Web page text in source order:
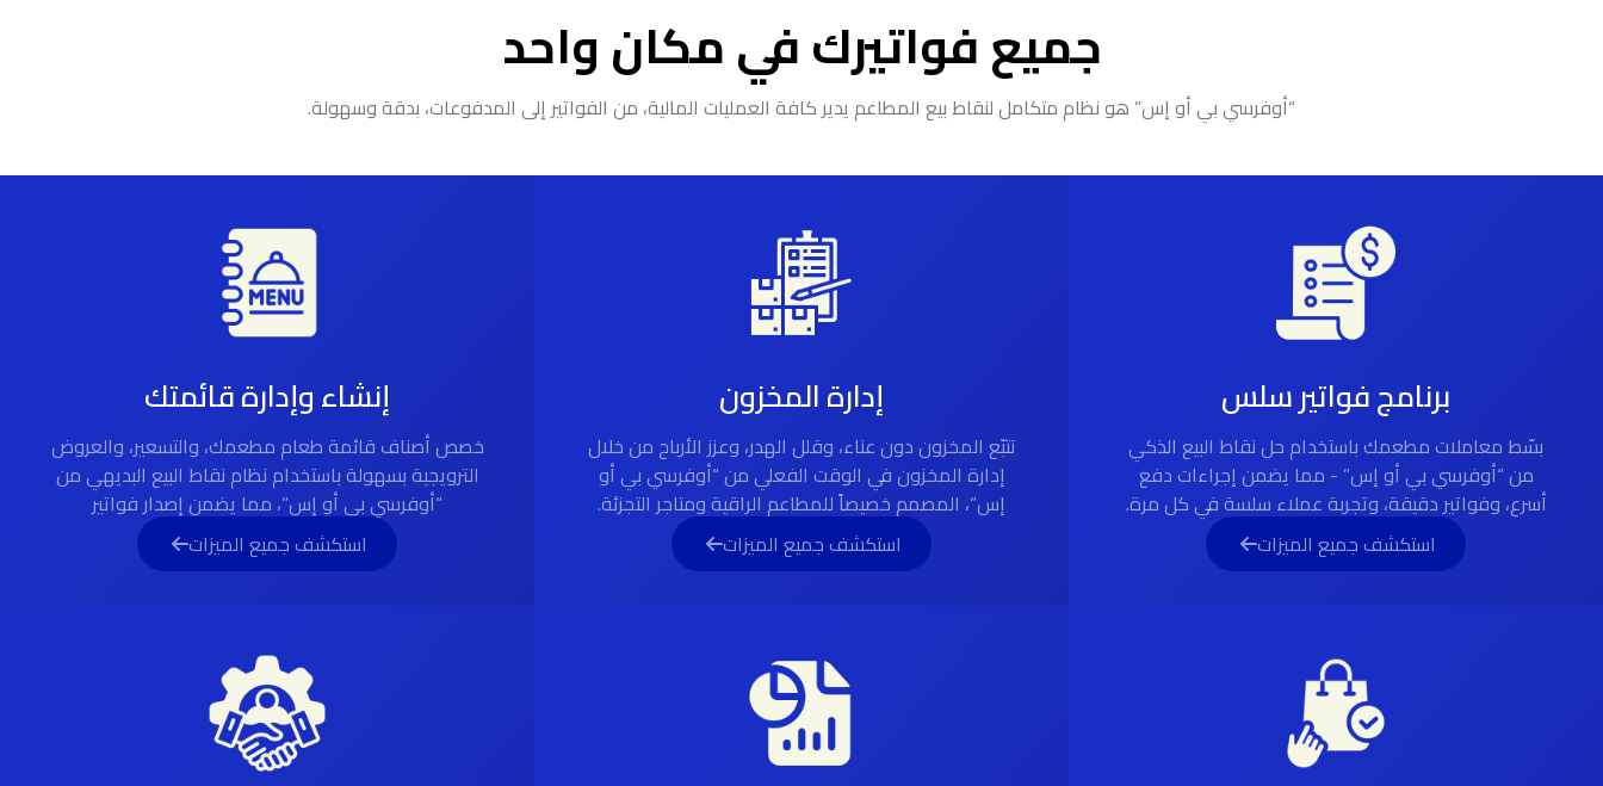
جميع فواتيرك في مكان واحد
“أوفرسي بي أو إس” هو نظام متكامل لنقاط بيع المطاعم يدير كافة العمليات المالية، من الفواتير إلى المدفوعات، بدقة وسهولة.
برنامج فواتير سلس
بسّط معاملات مطعمك باستخدام حل نقاط البيع الذكي
من “أوفرسي بي أو إس” - مما يضمن إجراءات دفع
أسرع، وفواتير دقيقة، وتجربة عملاء سلسة في كل مرة.
استكشف جميع الميزات
إدارة المخزون
تتبّع المخزون دون عناء، وقلل الهدر، وعزز الأرباح من خلال
إدارة المخزون في الوقت الفعلي من “أوفرسي بي أو
إس”، المصمم خصيصاً للمطاعم الراقية ومتاجر التجزئة.
استكشف جميع الميزات
إنشاء وإدارة قائمتك
خصص أصناف قائمة طعام مطعمك، والتسعير، والعروض
الترويجية بسهولة باستخدام نظام نقاط البيع البديهي من
“أوفرسي بي أو إس”، مما يضمن إصدار فواتير
استكشف جميع الميزات